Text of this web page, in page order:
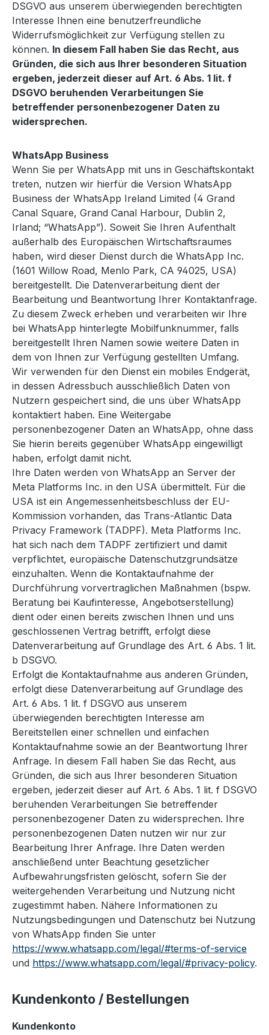
DSGVO aus unserem überwiegenden berechtigten
Interesse Ihnen eine benutzerfreundliche
Widerrufsmöglichkeit zur Verfügung stellen zu
können. In diesem Fall haben Sie das Recht, aus
Gründen, die sich aus Ihrer besonderen Situation
ergeben, jederzeit dieser auf Art. 6 Abs. 1 lit. f
DSGVO beruhenden Verarbeitungen Sie
betreffender personenbezogener Daten zu
widersprechen.
WhatsApp Business
Wenn Sie per WhatsApp mit uns in Geschäftskontakt
treten, nutzen wir hierfür die Version WhatsApp
Business der WhatsApp Ireland Limited (4 Grand
Canal Square, Grand Canal Harbour, Dublin 2,
Irland; “WhatsApp”). Soweit Sie Ihren Aufenthalt
außerhalb des Europäischen Wirtschaftsraumes
haben, wird dieser Dienst durch die WhatsApp Inc.
(1601 Willow Road, Menlo Park, CA 94025, USA)
bereitgestellt. Die Datenverarbeitung dient der
Bearbeitung und Beantwortung Ihrer Kontaktanfrage.
Zu diesem Zweck erheben und verarbeiten wir Ihre
bei WhatsApp hinterlegte Mobilfunknummer, falls
bereitgestellt Ihren Namen sowie weitere Daten in
dem von Ihnen zur Verfügung gestellten Umfang.
Wir verwenden für den Dienst ein mobiles Endgerät,
in dessen Adressbuch ausschließlich Daten von
Nutzern gespeichert sind, die uns über WhatsApp
kontaktiert haben. Eine Weitergabe
personenbezogener Daten an WhatsApp, ohne dass
Sie hierin bereits gegenüber WhatsApp eingewilligt
haben, erfolgt damit nicht.
Ihre Daten werden von WhatsApp an Server der
Meta Platforms Inc. in den USA übermittelt. Für die
USA ist ein Angemessenheitsbeschluss der EU-
Kommission vorhanden, das Trans-Atlantic Data
Privacy Framework (TADPF). Meta Platforms Inc.
hat sich nach dem TADPF zertifiziert und damit
verpflichtet, europäische Datenschutzgrundsätze
einzuhalten. Wenn die Kontaktaufnahme der
Durchführung vorvertraglichen Maßnahmen (bspw.
Beratung bei Kaufinteresse, Angebotserstellung)
dient oder einen bereits zwischen Ihnen und uns
geschlossenen Vertrag betrifft, erfolgt diese
Datenverarbeitung auf Grundlage des Art. 6 Abs. 1 lit.
b DSGVO.
Erfolgt die Kontaktaufnahme aus anderen Gründen,
erfolgt diese Datenverarbeitung auf Grundlage des
Art. 6 Abs. 1 lit. f DSGVO aus unserem
überwiegenden berechtigten Interesse am
Bereitstellen einer schnellen und einfachen
Kontaktaufnahme sowie an der Beantwortung Ihrer
Anfrage. In diesem Fall haben Sie das Recht, aus
Gründen, die sich aus Ihrer besonderen Situation
ergeben, jederzeit dieser auf Art. 6 Abs. 1 lit. f DSGVO
beruhenden Verarbeitungen Sie betreffender
personenbezogener Daten zu widersprechen. Ihre
personenbezogenen Daten nutzen wir nur zur
Bearbeitung Ihrer Anfrage. Ihre Daten werden
anschließend unter Beachtung gesetzlicher
Aufbewahrungsfristen gelöscht, sofern Sie der
weitergehenden Verarbeitung und Nutzung nicht
zugestimmt haben. Nähere Informationen zu
Nutzungsbedingungen und Datenschutz bei Nutzung
von WhatsApp finden Sie unter
https://www.whatsapp.com/legal/#terms-of-service
und https://www.whatsapp.com/legal/#privacy-policy.
Kundenkonto / Bestellungen
Kundenkonto